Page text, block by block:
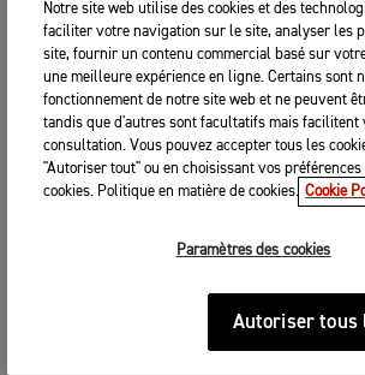
Notre site web utilise des cookies et des
faciliter votre navigation sur le site, analyser les
site, fournir un contenu commercial basé sur
une meilleure expérience en ligne. Certains sont
fonctionnement de notre site web et ne peuvent
tandis que d'autres sont facultatifs mais facilitent
consultation. Vous pouvez accepter tous les
"Autoriser tout" ou en choisissant vos préférences
cookies. Politique en matière de cookies. Cookie
Paramètres des cookies
Autoriser tous